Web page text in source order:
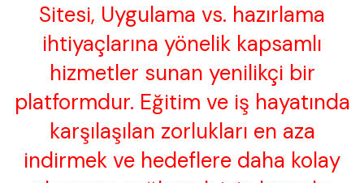
Sitesi, Uygulama vs. hazırlama
ihtiyaçlarına yönelik kapsamlı
hizmetler sunan yenilikçi bir
platformdur. Eğitim ve iş hayatında
karşılaşılan zorlukları en aza
indirmek ve hedeflere daha kolay